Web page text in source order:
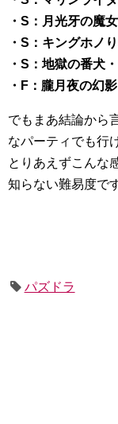
・S：月光牙の魔
・S：キングホノ
・S：地獄の番犬
・F：朧月夜の幻
でもまあ結論から
なパーティでも行
とりあえずこんな
知らない難易度で
パズドラ